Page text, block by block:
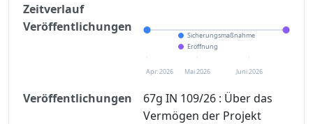
Zeitverlauf
Veröffentlichungen
Sicherungsmaßnahme
Eröffnung
Apr. 2026 Mai 2026 Juni 2026
Veröffentlichungen
67g IN 109/26 : Über das
Vermögen der Projekt